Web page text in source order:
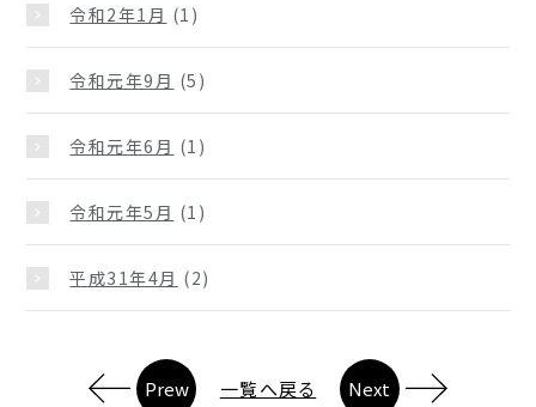
令和2年1月 (1)
令和元年9月 (5)
令和元年6月 (1)
令和元年5月 (1)
平成31年4月 (2)
Prew 一覧へ戻る Next